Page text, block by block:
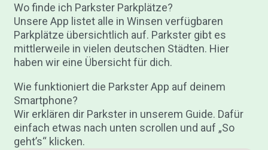
Wo finde ich Parkster Parkplätze?
Unsere App listet alle in Winsen verfügbaren
Parkplätze übersichtlich auf. Parkster gibt es
mittlerweile in vielen deutschen Städten. Hier
haben wir eine Übersicht für dich.
Wie funktioniert die Parkster App auf deinem
Smartphone?
Wir erklären dir Parkster in unserem Guide. Dafür
einfach etwas nach unten scrollen und auf „So
geht’s“ klicken.